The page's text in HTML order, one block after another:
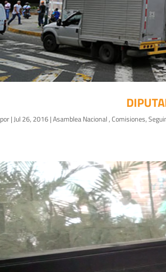
por| Jul 26, 2016|Asamblea Nacional ,Comisiones,